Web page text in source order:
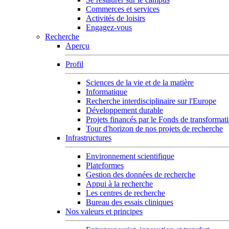
Commerces et services
Activités de loisirs
Engagez-vous
Recherche
Aperçu
Profil
Sciences de la vie et de la matière
Informatique
Recherche interdisciplinaire sur l'Europe
Développement durable
Projets financés par le Fonds de
Tour d'horizon de nos projets de recherche
Infrastructures
Environnement scientifique
Plateformes
Gestion des données de recherche
Appui à la recherche
Les centres de recherche
Bureau des essais cliniques
Nos valeurs et principes